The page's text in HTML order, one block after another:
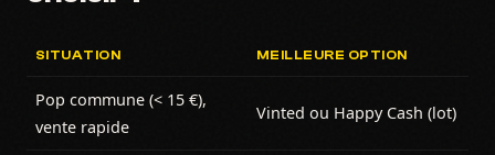
SITUATION MEILLEURE OPTION
Pop commune (< 15 €),
vente rapide
Vinted ou Happy Cash (lot)